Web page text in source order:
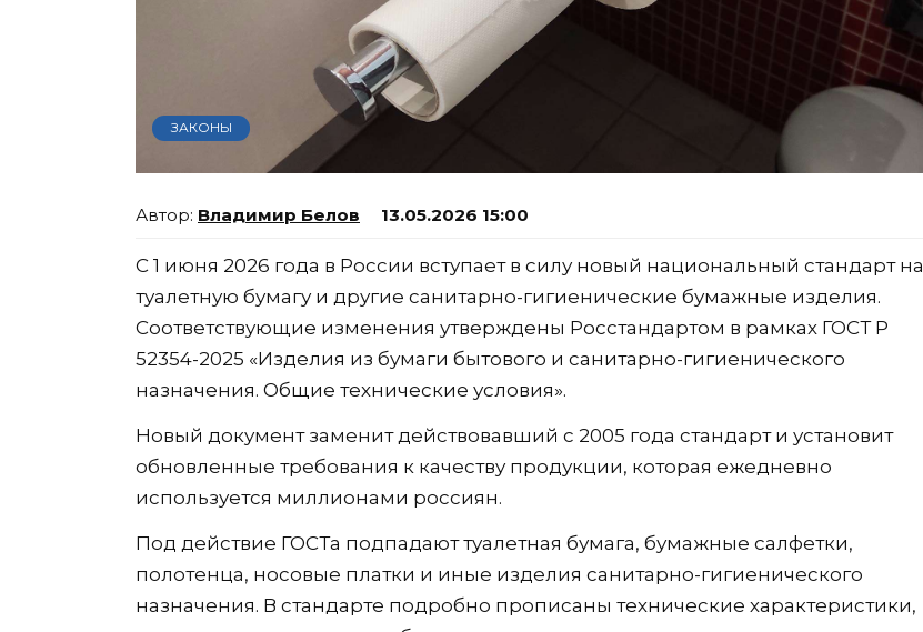
ЗАКОНЫ
Владимир Белов 13.05.2026 15:00
С 1 июня 2026 года в России вступает в силу новый национальный стандарт на
туалетную бумагу и другие санитарно-гигиенические бумажные изделия.
Соответствующие изменения утверждены Росстандартом в рамках ГОСТ Р
52354-2025 «Изделия из бумаги бытового и санитарно-гигиенического
назначения. Общие технические условия».
Новый документ заменит действовавший с 2005 года стандарт и установит
обновленные требования к качеству продукции, которая ежедневно
используется миллионами россиян.
Под действие ГОСТа подпадают туалетная бумага, бумажные салфетки,
полотенца, носовые платки и иные изделия санитарно-гигиенического
назначения. В стандарте подробно прописаны технические характеристики,